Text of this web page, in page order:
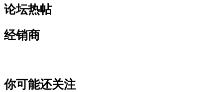
论坛热帖
经销商
你可能还关注